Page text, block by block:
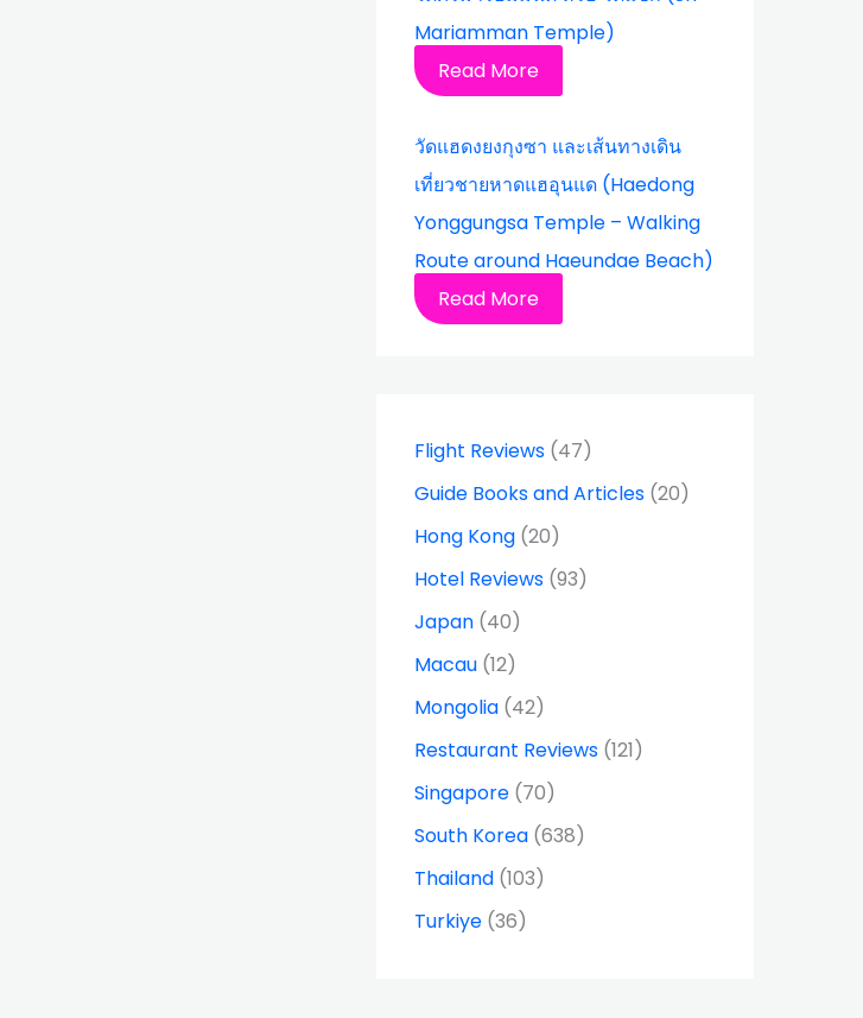
Mariamman Temple)
Read More
วัดแฮดงยงกุงซา และเส้นทางเดิน
เที่ยวชายหาดแฮอุนแด (Haedong
Yonggungsa Temple – Walking
Route around Haeundae Beach)
Read More
Flight Reviews (47)
Guide Books and Articles (20)
Hong Kong (20)
Hotel Reviews (93)
Japan (40)
Macau (12)
Mongolia (42)
Restaurant Reviews (121)
Singapore (70)
South Korea (638)
Thailand (103)
Turkiye (36)